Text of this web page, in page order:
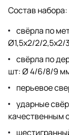
Состав набора:
свёрла по
Ø1,5x2/2/
свёрла по
шт: Ø 4/6/8/9
перьевое
ударные
качественным